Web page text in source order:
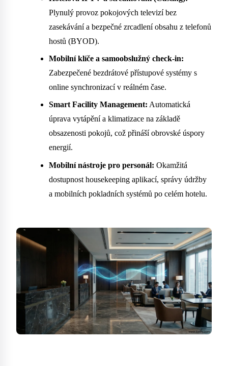
Plynulý provoz pokojových televizí bez
zasekávání a bezpečné zrcadlení obsahu z telefonů
hostů (BYOD).
Mobilní klíče a samoobslužný check-in:
Zabezpečené bezdrátové přístupové systémy s
online synchronizací v reálném čase.
Smart Facility Management: Automatická
úprava vytápění a klimatizace na základě
obsazenosti pokojů, což přináší obrovské úspory
energií.
Mobilní nástroje pro personál: Okamžitá
dostupnost housekeeping aplikací, správy údržby
a mobilních pokladních systémů po celém hotelu.